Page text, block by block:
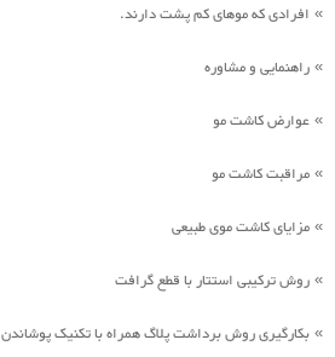
» افرادی که موهای کم پشت دارند.
» راهنمایی و مشاوره
» عوارض کاشت مو
» مراقبت کاشت مو
» مزایای کاشت موی طبیعی
» روش ترکیبی استتار با قطع گرافت
» بکارگیری روش برداشت پلاگ همراه با تکنیک پوشاندن